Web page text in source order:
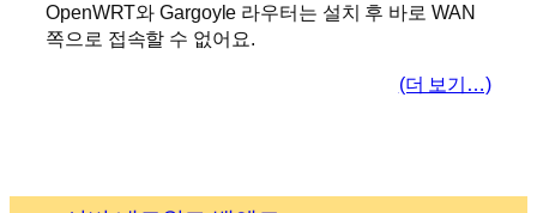
OpenWRT와 Gargoyle 라우터는 설치 후 바로 WAN
쪽으로 접속할 수 없어요.
(더 보기…)